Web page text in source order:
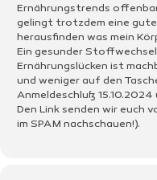
Ernährungstrends
gelingt trotzdem eine gute
herausfinden was mein
Ein gesunder
Ernährungslücken ist
und weniger auf den
Anmeldeschluß 15.10.2024
Den Link senden wir euch
im SPAM nachschauen!).